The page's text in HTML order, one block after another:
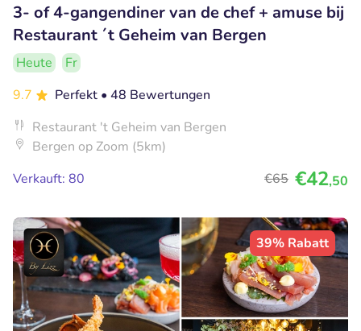
3- of 4-gangendiner van de chef + amuse bij
Restaurant ´t Geheim van Bergen
Heute
Fr
9.7
Perfekt • 48 Bewertungen
Restaurant 't Geheim van Bergen
Bergen op Zoom (5km)
Verkauft: 80
€65 €42,50
39% Rabatt